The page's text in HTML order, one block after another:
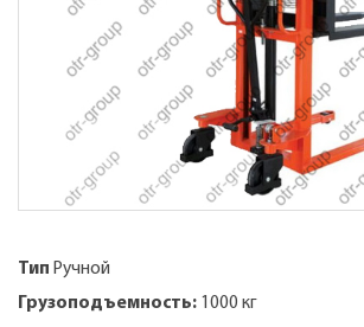
Тип Ручной
Грузоподъемность: 1000 кг